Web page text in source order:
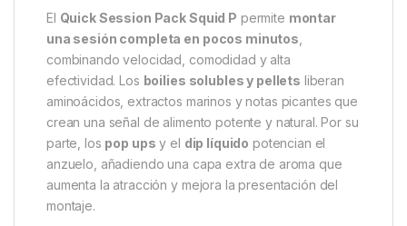
El Quick Session Pack Squid P permite montar
una sesión completa en pocos minutos
combinando velocidad, comodidad y alta
efectividad. Los boilies solubles y pellets liberan
aminoácidos, extractos marinos y notas picantes que
crean una señal de alimento potente y natural. Por su
parte, los pop ups y el dip líquido potencian el
anzuelo, añadiendo una capa extra de aroma que
aumenta la atracción y mejora la presentación del
montaje.